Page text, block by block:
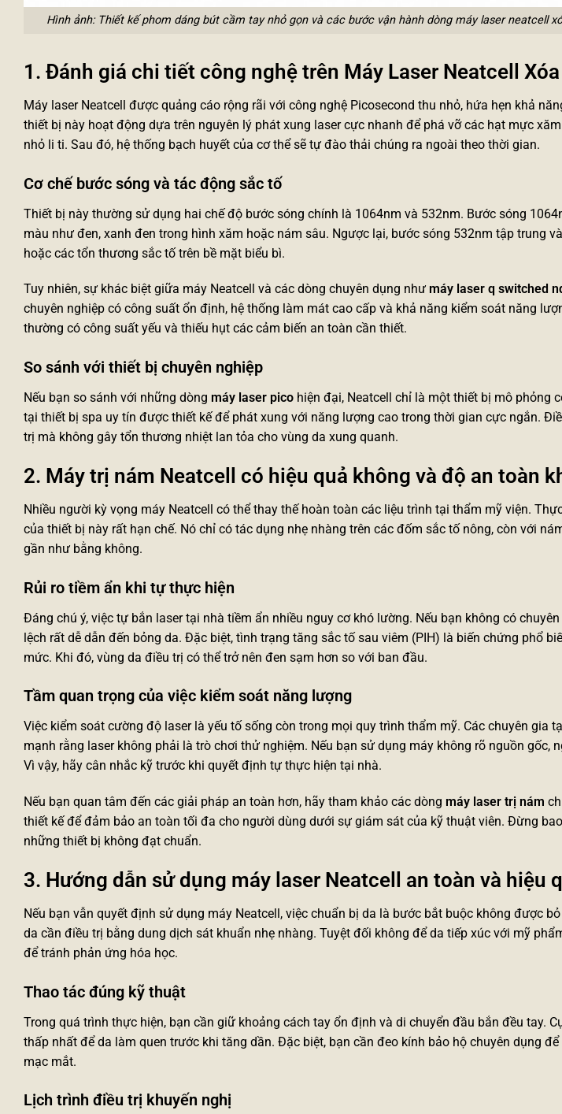
Hình ảnh: Thiết kế phom dáng bút cầm tay nhỏ gọn và các bước vận hành dòng máy laser neatcell
1. Đánh giá chi tiết công nghệ trên Máy Laser Neatcell
Máy laser Neatcell được quảng cáo rộng rãi với công nghệ Picosecond thu nhỏ, hứa hẹn khả
thiết bị này hoạt động dựa trên nguyên lý phát xung laser cực nhanh để phá vỡ các hạt mực
nhỏ li ti. Sau đó, hệ thống bạch huyết của cơ thể sẽ tự đào thải chúng ra ngoài theo thời gian.
Cơ chế bước sóng và tác động sắc tố
Thiết bị này thường sử dụng hai chế độ bước sóng chính là 1064nm và 532nm. Bước sóng
màu như đen, xanh đen trong hình xăm hoặc nám sâu. Ngược lại, bước sóng 532nm tập trung
hoặc các tổn thương sắc tố trên bề mặt biểu bì.
Tuy nhiên, sự khác biệt giữa máy Neatcell và các dòng chuyên dụng như máy laser q switched
chuyên nghiệp có công suất ổn định, hệ thống làm mát cao cấp và khả năng kiểm soát năng
thường có công suất yếu và thiếu hụt các cảm biến an toàn cần thiết.
So sánh với thiết bị chuyên nghiệp
Nếu bạn so sánh với những dòng máy laser pico hiện đại, Neatcell chỉ là một thiết bị mô phỏng
tại thiết bị spa uy tín được thiết kế để phát xung với năng lượng cao trong thời gian cực ngắn.
trị mà không gây tổn thương nhiệt lan tỏa cho vùng da xung quanh.
2. Máy trị nám Neatcell có hiệu quả không và độ an toàn
Nhiều người kỳ vọng máy Neatcell có thể thay thế hoàn toàn các liệu trình tại thẩm mỹ viện.
của thiết bị này rất hạn chế. Nó chỉ có tác dụng nhẹ nhàng trên các đốm sắc tố nông, còn với
gần như bằng không.
Rủi ro tiềm ẩn khi tự thực hiện
Đáng chú ý, việc tự bắn laser tại nhà tiềm ẩn nhiều nguy cơ khó lường. Nếu bạn không có
lệch rất dễ dẫn đến bỏng da. Đặc biệt, tình trạng tăng sắc tố sau viêm (PIH) là biến chứng phổ
mức. Khi đó, vùng da điều trị có thể trở nên đen sạm hơn so với ban đầu.
Tầm quan trọng của việc kiểm soát năng lượng
Việc kiểm soát cường độ laser là yếu tố sống còn trong mọi quy trình thẩm mỹ. Các chuyên gia
mạnh rằng laser không phải là trò chơi thử nghiệm. Nếu bạn sử dụng máy không rõ nguồn gốc,
Vì vậy, hãy cân nhắc kỹ trước khi quyết định tự thực hiện tại nhà.
Nếu bạn quan tâm đến các giải pháp an toàn hơn, hãy tham khảo các dòng máy laser trị nám
thiết kế để đảm bảo an toàn tối đa cho người dùng dưới sự giám sát của kỹ thuật viên. Đừng
những thiết bị không đạt chuẩn.
3. Hướng dẫn sử dụng máy laser Neatcell an toàn và hiệu
Nếu bạn vẫn quyết định sử dụng máy Neatcell, việc chuẩn bị da là bước bắt buộc không được
da cần điều trị bằng dung dịch sát khuẩn nhẹ nhàng. Tuyệt đối không để da tiếp xúc với mỹ
để tránh phản ứng hóa học.
Thao tác đúng kỹ thuật
Trong quá trình thực hiện, bạn cần giữ khoảng cách tay ổn định và di chuyển đầu bắn đều tay.
thấp nhất để da làm quen trước khi tăng dần. Đặc biệt, bạn cần đeo kính bảo hộ chuyên dụng
mạc mắt.
Lịch trình điều trị khuyến nghị